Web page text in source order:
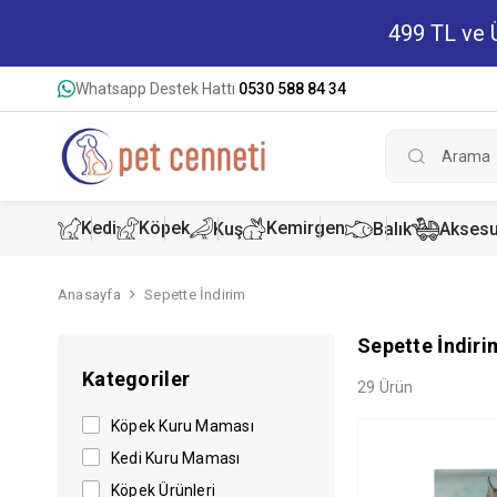
499 TL ve
Whatsapp Destek Hattı 0530 588 84 34
Kedi
Kedi
Köpek
Köpek
Kuş Kemirgen
Hamster
Balık
Anasayfa Sepette İndirim
Kategoriler
Köpek Kuru Maması
Kedi Kuru Maması
Köpek Ürünleri
Sepette
29 Ürün